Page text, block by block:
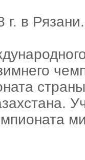
г. в Рязани.